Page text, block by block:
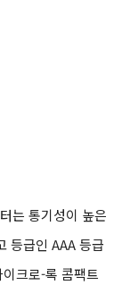
는 통기성이 높은
등급인 AAA 등급
크로-록 콤팩트